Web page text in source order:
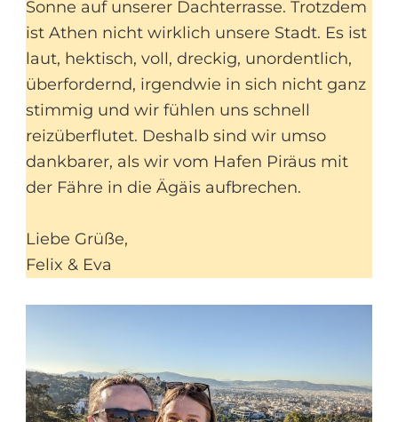
Sonne auf unserer Dachterrasse. Trotzdem
ist Athen nicht wirklich unsere Stadt. Es ist
laut, hektisch, voll, dreckig, unordentlich,
überfordernd, irgendwie in sich nicht ganz
stimmig und wir fühlen uns schnell
reizüberflutet. Deshalb sind wir umso
dankbarer, als wir vom Hafen Piräus mit
der Fähre in die Ägäis aufbrechen.
Liebe Grüße,
Felix & Eva